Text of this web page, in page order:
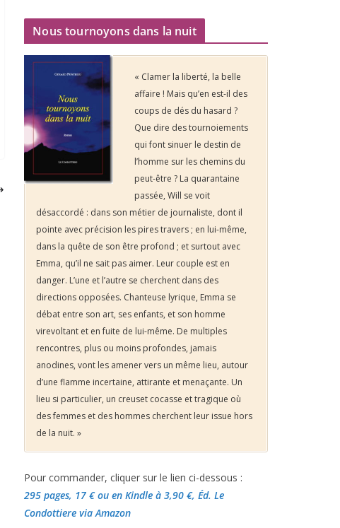
Nous tournoyons dans la nuit
« Clamer la liberté, la belle
affaire ! Mais qu’en est-il des
coups de dés du hasard ?
Que dire des tournoiements
qui font sinuer le destin de
l’homme sur les chemins du
peut-être ? La quarantaine
passée, Will se voit
désaccordé : dans son métier de journaliste, dont il
pointe avec précision les pires travers ; en lui-même,
dans la quête de son être profond ; et surtout avec
Emma, qu’il ne sait pas aimer. Leur couple est en
danger. L’une et l’autre se cherchent dans des
directions opposées. Chanteuse lyrique, Emma se
débat entre son art, ses enfants, et son homme
virevoltant et en fuite de lui-même. De multiples
rencontres, plus ou moins profondes, jamais
anodines, vont les amener vers un même lieu, autour
d’une flamme incertaine, attirante et menaçante. Un
lieu si particulier, un creuset cocasse et tragique où
des femmes et des hommes cherchent leur issue hors
de la nuit. »
Pour commander, cliquer sur le lien ci-dessous :
295 pages, 17 €ou en Kindle à 3,90 €, Éd. Le
Condottiere via Amazon